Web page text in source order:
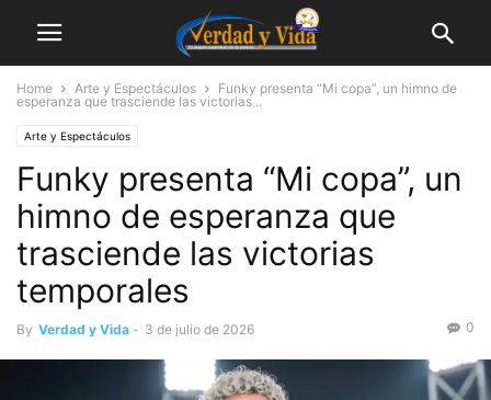
Home Arte y Espectáculos
Funky presenta “Mi copa”, un himno de
esperanza que trasciende las victorias...
Arte y Espectáculos
Funky presenta “Mi copa”, un
himno de esperanza que
trasciende las victorias
temporales
By Verdad y Vida - 3 de julio de 2026 0